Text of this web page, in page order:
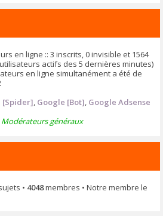
en ligne :: 3 inscrits, 0 invisible et 1564
actifs des 5 dernières minutes)
en ligne simultanément a été de
[Spider], Google [Bot], Google Adsense
Modérateurs généraux
• 4048membres • Notre membre le